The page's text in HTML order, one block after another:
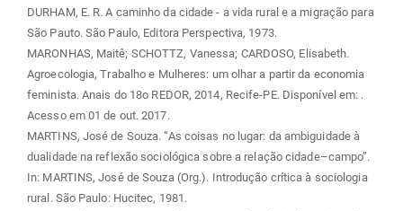
DURHAM, E. R. A caminho da cidade - a vida rural e a migração para
São Pauto. São Paulo, Editora Perspectiva, 1973.
MARONHAS, Maitê; SCHOTTZ, Vanessa; CARDOSO, Elisabeth.
Agroecologia, Trabalho e Mulheres: um olhar a partir da economia
feminista. Anais do 18o REDOR, 2014, Recife-PE. Disponível em: .
Acesso em 01 de out. 2017.
MARTINS, José de Souza. “As coisas no lugar: da ambiguidade à
dualidade na reflexão sociológica sobre a relação cidade–campo”.
In: MARTINS, José de Souza (Org.). Introdução crítica à sociologia
rural. São Paulo: Hucitec, 1981.